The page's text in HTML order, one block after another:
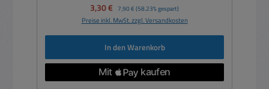
Verkaufspreis:
3,30 € Regulärer Preis:
7,90 € (58.23% gespart)
Preise inkl. MwSt. zzgl. Versandkosten
In den Warenkorb